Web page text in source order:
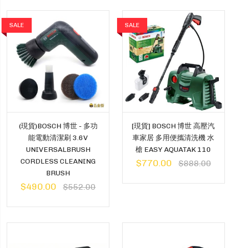
SALE
(現貨)BOSCH 博世 - 多功
能電動清潔刷 3.6V
UNIVERSALBRUSH
CORDLESS CLEANING
BRUSH
$490.00 $552.00
SALE
[現貨] BOSCH 博世 高壓汽
車家居 多用便攜清洗機 水
槍 EASY AQUATAK 110
$770.00 $888.00